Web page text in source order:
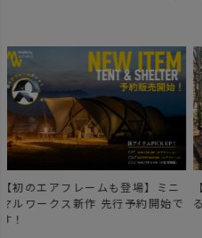
【AS2OV's OUTDOOR】共鳴す
る、大人の遊び。